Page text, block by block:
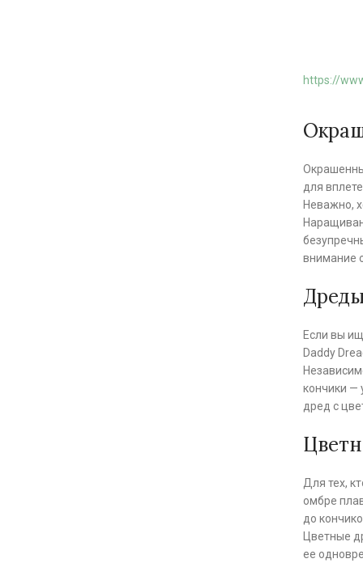
https://
для
Неважно,
внимание
Если вы
Daddy
кончики —
дред с
Для тех,
омбре
до
Цветные
ее